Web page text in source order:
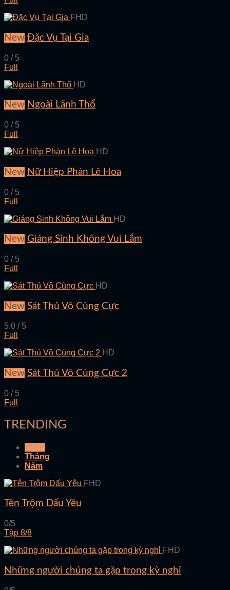
FHD
New Đặc Vụ Tại Gia
0 / 5
Full
HD
New Ngoài Lãnh Thổ
0 / 5
Full
HD
New Nữ Hiệp Phàn Lê Hoa
0 / 5
Full
HD
New Giáng Sinh Không Vui Lắm
0 / 5
Full
HD
New Sát Thủ Vô Cùng Cực
5.0 / 5
Full
HD
New Sát Thủ Vô Cùng Cực 2
0 / 5
Full
TRENDING
Ngày
Tháng
Năm
FHD
Tên Trộm Dấu Yêu
0/5
Tập 8/8
FHD
Những người chúng ta gặp trong kỳ nghỉ